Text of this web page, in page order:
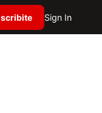
Sign In